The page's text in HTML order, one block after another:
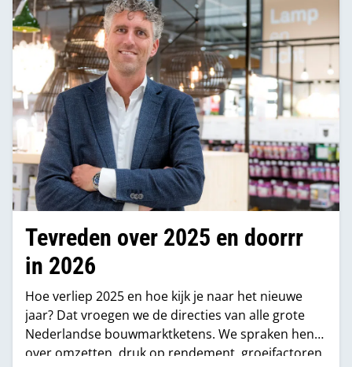
Tevreden over 2025 en doorrr
in 2026
Hoe verliep 2025 en hoe kijk je naar het nieuwe
jaar? Dat vroegen we de directies van alle grote
Nederlandse bouwmarktketens. We spraken hen
over omzetten, druk op rendement, groeifactoren,